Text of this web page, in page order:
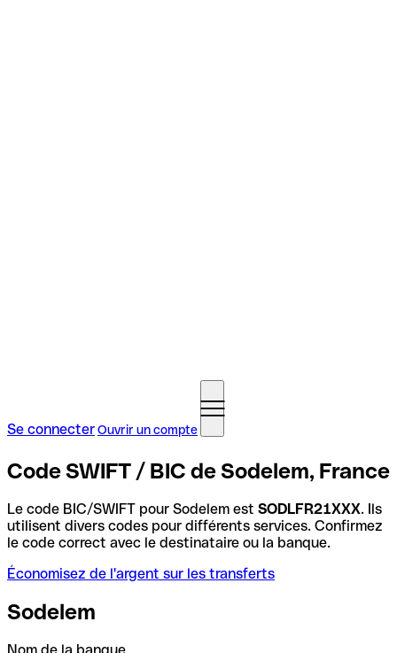
Se connecterOuvrir un compte
Code SWIFT / BIC de Sodelem, France
Le code BIC/SWIFT pour Sodelem est SODLFR21XXX. Ils
utilisent divers codes pour différents services. Confirmez
le code correct avec le destinataire ou la banque.
Économisez de l'argent sur les transferts
Sodelem
Nom de la banque